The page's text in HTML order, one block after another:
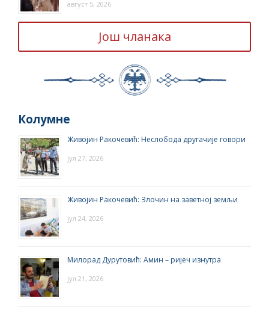
август 5, 2026
Још чланака
Колумне
Живојин Ракочевић: Неслобода другачије говори
јул 27, 2026
Живојин Ракочевић: Злочин на заветној земљи
јул 24, 2026
Милорад Дурутовић: Амин – ријеч изнутра
јул 21, 2026